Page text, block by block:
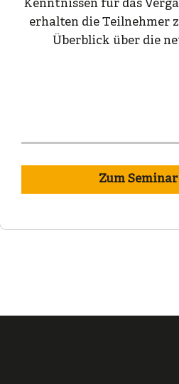
Kenntnissen für das
erhalten die Teilnehmer
Überblick über die
Zum Seminar